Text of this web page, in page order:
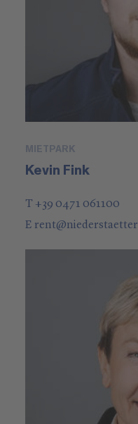
MIETPARK
Kevin Fink
T +39 0471 061100
E rent@niederstaetter